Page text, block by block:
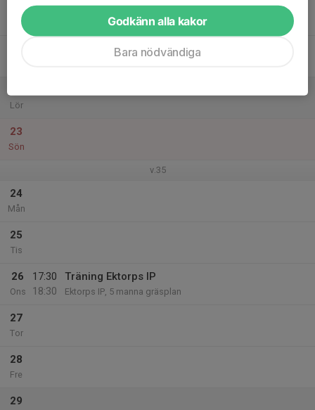
Tor
Lör
23
Sön
v.35
24
Mån
25
Tis
26
Ons
17:30
18:30
Träning Ektorps IP
Ektorps IP, 5 manna gräsplan
27
Tor
28
Fre
29
Godkänn alla kakor
Bara nödvändiga